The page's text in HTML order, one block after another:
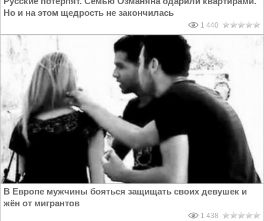
Но и на этом щедрость не закончилась
1 440
В Европе мужчины бояться защищать своих девушек и
жён от мигрантов
1 438